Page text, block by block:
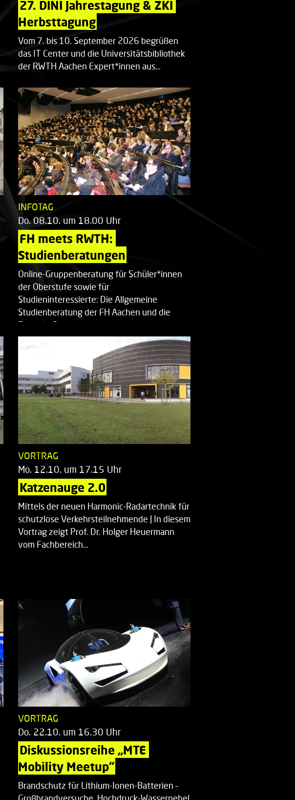
27. DINI Jahrestagung & ZKI
Herbsttagung
Vom 7. bis 10. September 2026 begrüßen
das IT Center und die Universitätsbibliothek
der RWTH Aachen Expert*innen aus…
INFOTAG
Do. 08.10. um 18.00 Uhr
FH meets RWTH:
Studienberatungen
Online-Gruppenberatung für Schüler*innen
der Oberstufe sowie für
Studieninteressierte: Die Allgemeine
Studienberatung der FH Aachen und die
Zentrale Studienberatung…
VORTRAG
Mo. 12.10. um 17.15 Uhr
Katzenauge 2.0
Mittels der neuen Harmonic-Radartechnik für
schutzlose Verkehrsteilnehmende | In diesem
Vortrag zeigt Prof. Dr. Holger Heuermann
vom Fachbereich…
VORTRAG
Do. 22.10. um 16.30 Uhr
Diskussionsreihe „MTE
Mobility Meetup“
Brandschutz für Lithium-Ionen-Batterien –